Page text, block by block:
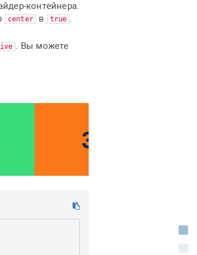
контейнера.
center в true .
. Вы можете